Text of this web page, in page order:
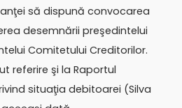
să dispună convocarea
desemnării preşedintelui
Comitetului Creditorilor.
referire şi la Raportul
situaţia debitoarei (Silva